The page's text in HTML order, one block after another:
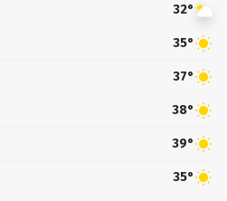
32°
35°
37°
38°
39°
35°